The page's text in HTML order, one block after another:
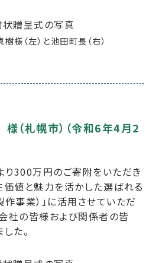
様（左）と池田町長（右）
（札幌市）（令和6年4月2
300万円のご寄附をいただき
価値と魅力を活かした選ばれる
作事業）」に活用させていただ
社の皆様および関係者の皆
た。